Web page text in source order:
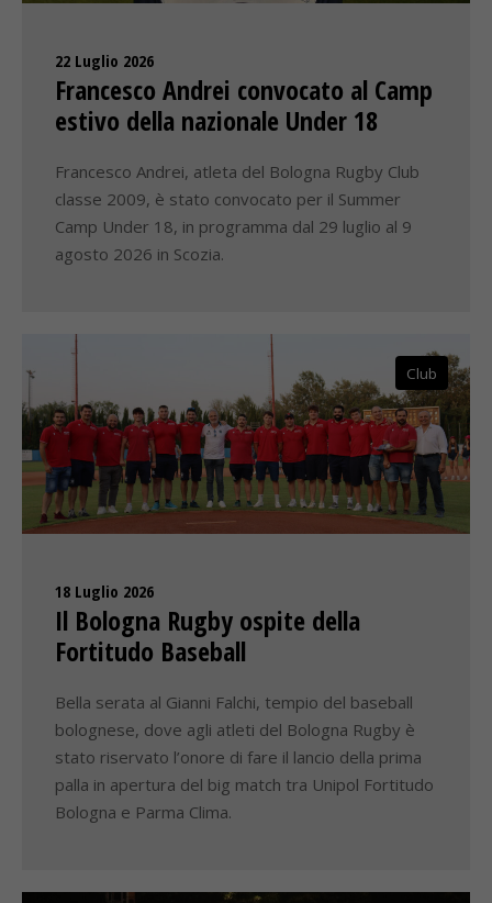
22 Luglio 2026
Francesco Andrei convocato al Camp
estivo della nazionale Under 18
Francesco Andrei, atleta del Bologna Rugby Club
classe 2009, è stato convocato per il Summer
Camp Under 18, in programma dal 29 luglio al 9
agosto 2026 in Scozia.
Club
18 Luglio 2026
Il Bologna Rugby ospite della
Fortitudo Baseball
Bella serata al Gianni Falchi, tempio del baseball
bolognese, dove agli atleti del Bologna Rugby è
stato riservato l’onore di fare il lancio della prima
palla in apertura del big match tra Unipol Fortitudo
Bologna e Parma Clima.